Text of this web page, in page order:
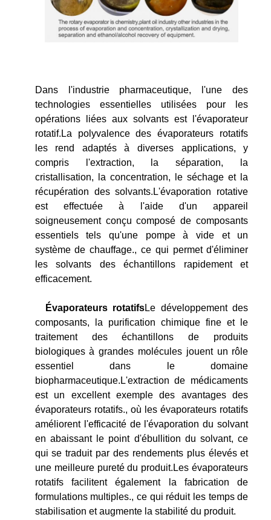
Dans l'industrie pharmaceutique, l'une des
technologies essentielles utilisées pour les
opérations liées aux solvants est l'évaporateur
rotatif.La polyvalence des évaporateurs rotatifs
les rend adaptés à diverses applications, y
compris l'extraction, la séparation, la
cristallisation, la concentration, le séchage et la
récupération des solvants.L'évaporation rotative
est effectuée à l'aide d'un appareil
soigneusement conçu composé de composants
essentiels tels qu'une pompe à vide et un
système de chauffage., ce qui permet d'éliminer
les solvants des échantillons rapidement et
efficacement.
Évaporateurs rotatifsLe développement des
composants, la purification chimique fine et le
traitement des échantillons de produits
biologiques à grandes molécules jouent un rôle
essentiel dans le domaine
biopharmaceutique.L'extraction de médicaments
est un excellent exemple des avantages des
évaporateurs rotatifs., où les évaporateurs rotatifs
améliorent l'efficacité de l'évaporation du solvant
en abaissant le point d'ébullition du solvant, ce
qui se traduit par des rendements plus élevés et
une meilleure pureté du produit.Les évaporateurs
rotatifs facilitent également la fabrication de
formulations multiples., ce qui réduit les temps de
stabilisation et augmente la stabilité du produit.